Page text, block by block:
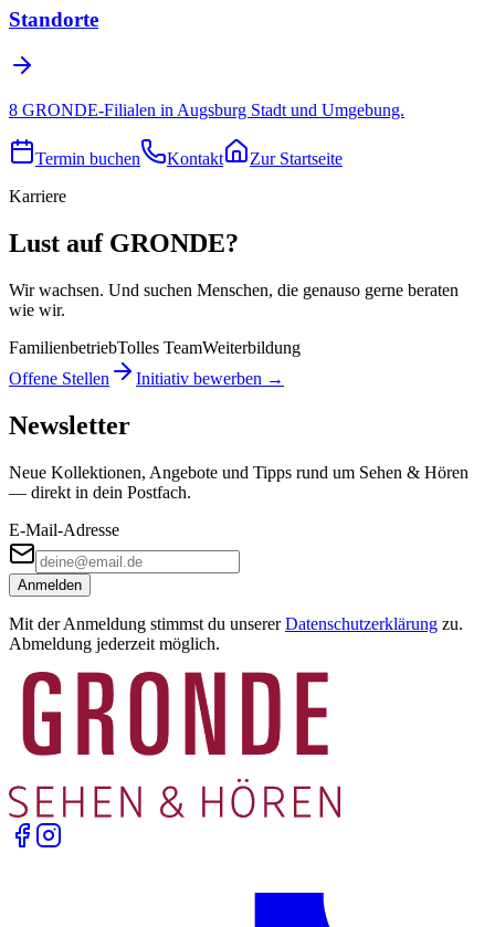
Standorte
8 GRONDE-Filialen in Augsburg Stadt und Umgebung.
Termin buchen Kontakt
Zur Startseite
Karriere
Lust auf GRONDE?
Wir wachsen. Und suchen Menschen, die genauso gerne beraten
wie wir.
FamilienbetriebTolles TeamWeiterbildung
Offene Stellen
Initiativ bewerben →
Newsletter
Neue Kollektionen, Angebote und Tipps rund um Sehen & Hören
— direkt in dein Postfach.
E-Mail-Adresse
Anmelden
Mit der Anmeldung stimmst du unserer Datenschutzerklärung zu.
Abmeldung jederzeit möglich.